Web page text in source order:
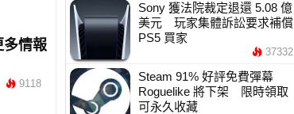
多情報
9118
Sony 獲法院裁定退還 5.08 億
美元 玩家集體訴訟要求補償
PS5 買家
37332
Steam 91% 好評免費彈幕
Roguelike 將下架 限時領取
可永久收藏